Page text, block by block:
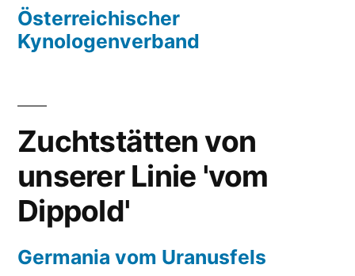
Österreichischer
Kynologenverband
Zuchtstätten von
unserer Linie 'vom
Dippold'
Germania vom Uranusfels